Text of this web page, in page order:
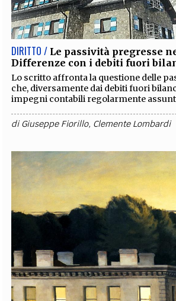
EXTRA
CODICI RUBRICHE LIBRI PROCEEDINGS
SOCIAL MEDIA
DIRITTO / Le passività pregresse
Differenze con i debiti fuori
Lo scritto affronta la questione delle
che, diversamente dai debiti fuori
impegni contabili regolarmente
diGiuseppe Fiorillo, Clemente Lombardi